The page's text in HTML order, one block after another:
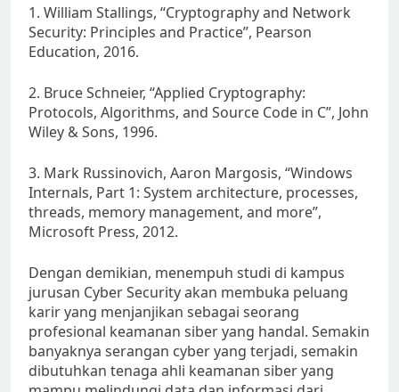
1. William Stallings, “Cryptography and Network
Security: Principles and Practice”, Pearson
Education, 2016.
2. Bruce Schneier, “Applied Cryptography:
Protocols, Algorithms, and Source Code in C”, John
Wiley & Sons, 1996.
3. Mark Russinovich, Aaron Margosis, “Windows
Internals, Part 1: System architecture, processes,
threads, memory management, and more”,
Microsoft Press, 2012.
Dengan demikian, menempuh studi di kampus
jurusan Cyber Security akan membuka peluang
karir yang menjanjikan sebagai seorang
profesional keamanan siber yang handal. Semakin
banyaknya serangan cyber yang terjadi, semakin
dibutuhkan tenaga ahli keamanan siber yang